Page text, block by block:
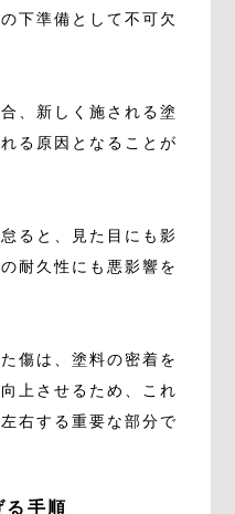
下準備として不可欠
、新しく施される塗
る原因となることが
ると、見た目にも影
耐久性にも悪影響を
傷は、塗料の密着を
上させるため、これ
右する重要な部分で
る手順